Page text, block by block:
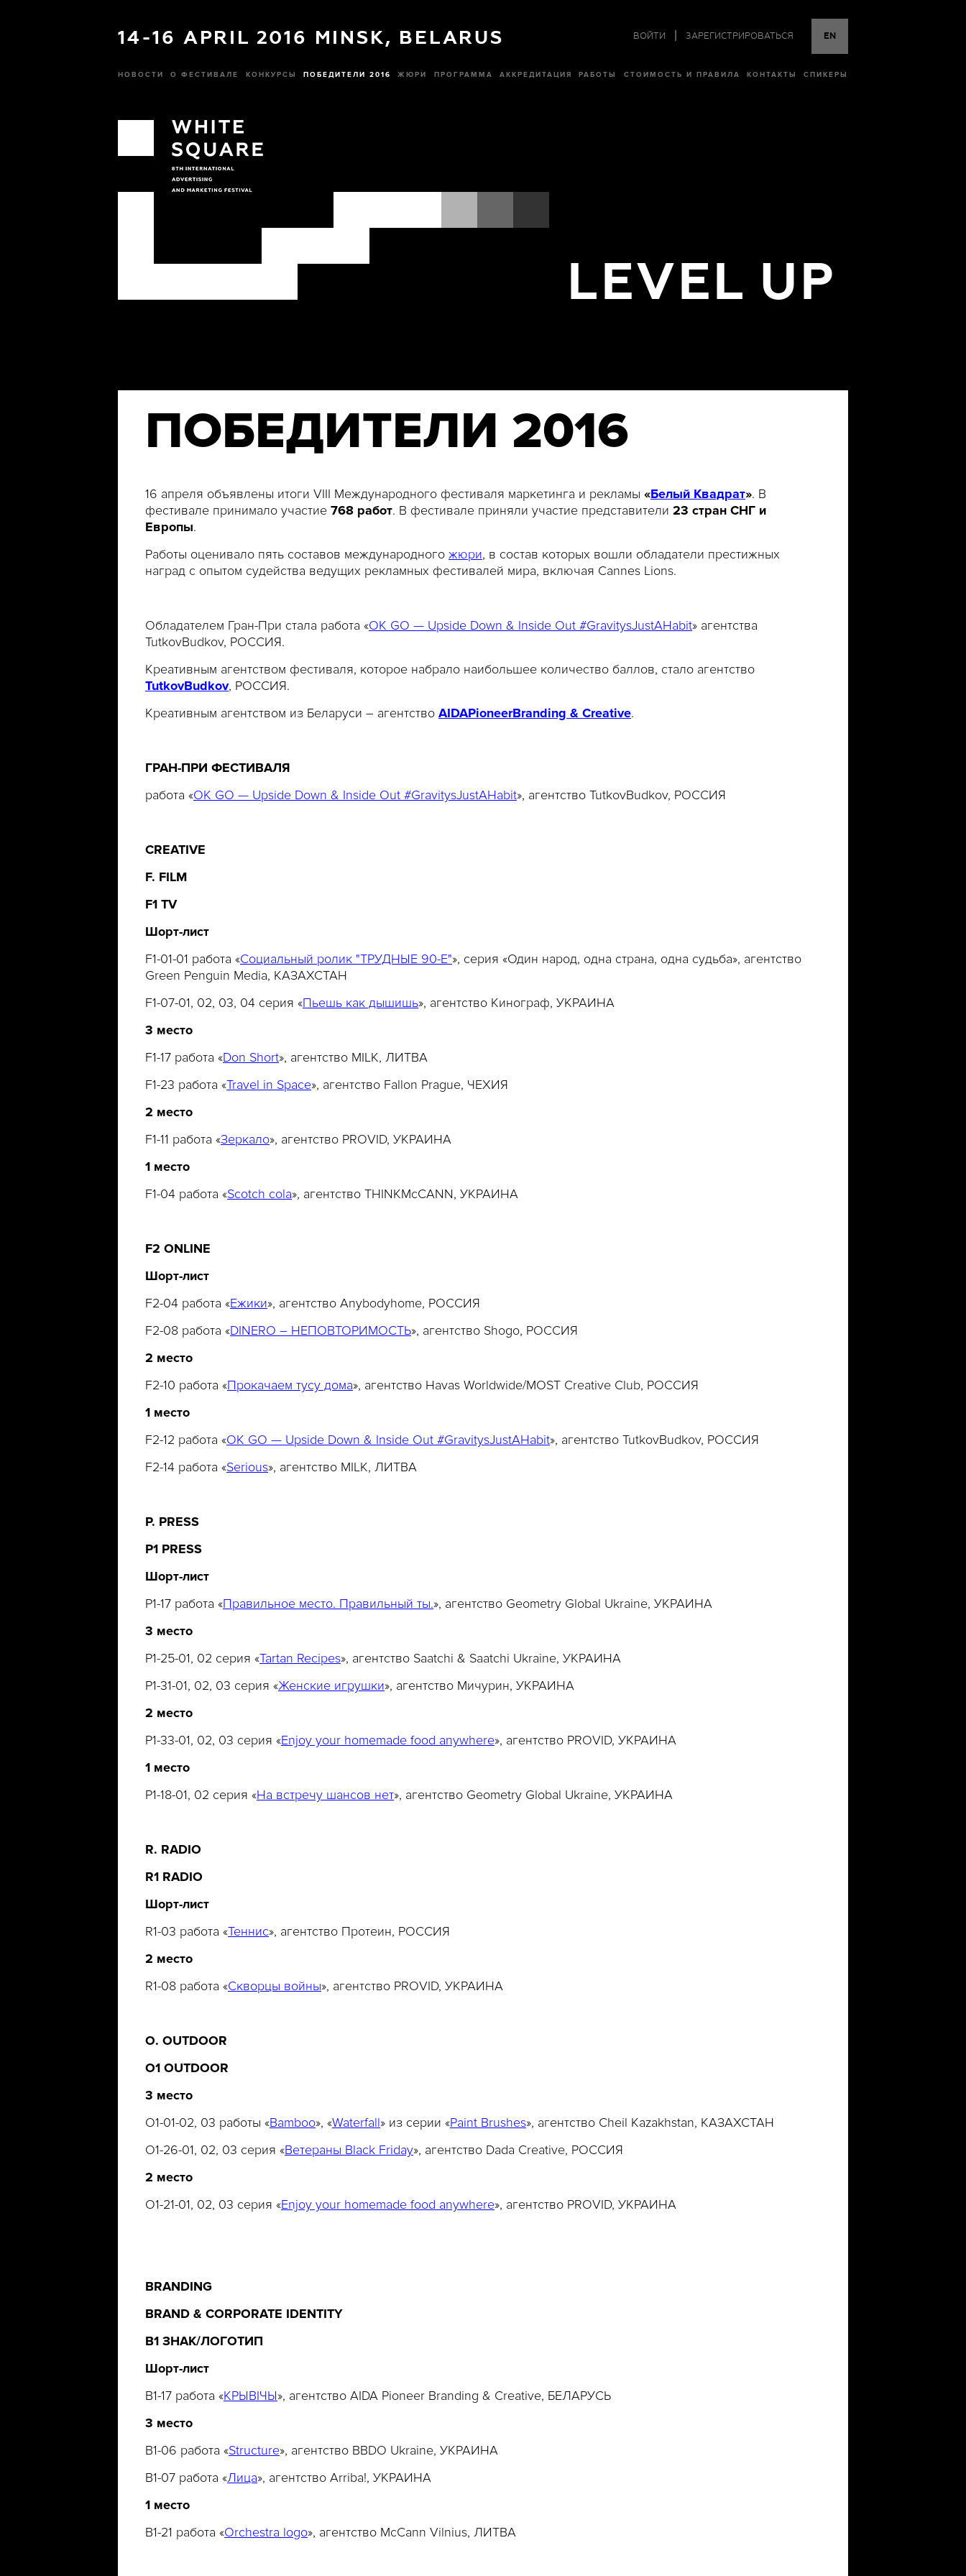
14-16 APRIL 2016 MINSK, BELARUS ВОЙТИ ЗАРЕГИСТРИРОВАТЬСЯ EN
НОВОСТИ О ФЕСТИВАЛЕ КОНКУРСЫ ПОБЕДИТЕЛИ 2016 ЖЮРИ ПРОГРАММА АККРЕДИТАЦИЯ РАБОТЫ СТОИМОСТЬ И ПРАВИЛА КОНТАКТЫ СПИКЕРЫ
LEVEL UP
ПОБЕДИТЕЛИ 2016
16 апреля объявлены итоги VIII Международного фестиваля маркетинга и рекламы «Белый Квадрат». В
фестивале принимало участие 768 работ. В фестивале приняли участие представители 23 стран СНГ и
Европы.
Работы оценивало пять составов международного жюри, в состав которых вошли обладатели престижных
наград с опытом судейства ведущих рекламных фестивалей мира, включая Cannes Lions.
Обладателем Гран-При стала работа «OK GO — Upside Down & Inside Out #GravitysJustAHabit» агентства
TutkovBudkov, РОССИЯ.
Креативным агентством фестиваля, которое набрало наибольшее количество баллов, стало агентство
TutkovBudkov, РОССИЯ.
Креативным агентством из Беларуси – агентство AIDAPioneerBranding & Creative.
ГРАН-ПРИ ФЕСТИВАЛЯ
работа «OK GO — Upside Down & Inside Out #GravitysJustAHabit», агентство TutkovBudkov, РОССИЯ
CREATIVE
F. FILM
F1 TV
Шорт-лист
F1-01-01 работа «Социальный ролик "ТРУДНЫЕ 90-Е"», серия «Один народ, одна страна, одна судьба», агентство
Green Penguin Media, КАЗАХСТАН
F1-07-01, 02, 03, 04 серия «Пьешь как дышишь», агентство Кинограф, УКРАИНА
3 место
F1-17 работа «Don Short», агентство MILK, ЛИТВА
F1-23 работа «Travel in Space», агентство Fallon Prague, ЧЕХИЯ
2 место
F1-11 работа «Зеркало», агентство PROVID, УКРАИНА
1 место
F1-04 работа «Scotch cola», агентство THINKMcCANN, УКРАИНА
F2 ONLINE
Шорт-лист
F2-04 работа «Ежики», агентство Anybodyhome, РОССИЯ
F2-08 работа «DINERO – НЕПОВТОРИМОСТЬ», агентство Shogo, РОССИЯ
2 место
F2-10 работа «Прокачаем тусу дома», агентство Havas Worldwide/MOST Creative Club, РОССИЯ
1 место
F2-12 работа «OK GO — Upside Down & Inside Out #GravitysJustAHabit», агентство TutkovBudkov, РОССИЯ
F2-14 работа «Serious», агентство MILK, ЛИТВА
P. PRESS
P1 PRESS
Шорт-лист
P1-17 работа «Правильное место. Правильный ты.», агентство Geometry Global Ukraine, УКРАИНА
3 место
P1-25-01, 02 серия «Tartan Recipes», агентство Saatchi & Saatchi Ukraine, УКРАИНА
P1-31-01, 02, 03 серия «Женские игрушки», агентство Мичурин, УКРАИНА
2 место
P1-33-01, 02, 03 серия «Enjoy your homemade food anywhere», агентство PROVID, УКРАИНА
1 место
P1-18-01, 02 серия «На встречу шансов нет», агентство Geometry Global Ukraine, УКРАИНА
R. RADIO
R1 RADIO
Шорт-лист
R1-03 работа «Теннис», агентство Протеин, РОССИЯ
2 место
R1-08 работа «Скворцы войны», агентство PROVID, УКРАИНА
O. OUTDOOR
O1 OUTDOOR
3 место
O1-01-02, 03 работы «Bamboo», «Waterfall» из серии «Paint Brushes», агентство Cheil Kazakhstan, КАЗАХСТАН
O1-26-01, 02, 03 серия «Ветераны Black Friday», агентство Dada Creative, РОССИЯ
2 место
O1-21-01, 02, 03 серия «Enjoy your homemade food anywhere», агентство PROVID, УКРАИНА
BRANDING
BRAND & CORPORATE IDENTITY
B1 ЗНАК/ЛОГОТИП
Шорт-лист
B1-17 работа «КРЫВІЧЫ», агентство AIDA Pioneer Branding & Creative, БЕЛАРУСЬ
3 место
B1-06 работа «Structure», агентство BBDO Ukraine, УКРАИНА
B1-07 работа «Лица», агентство Arriba!, УКРАИНА
1 место
B1-21 работа «Orchestra logo», агентство McCann Vilnius, ЛИТВА